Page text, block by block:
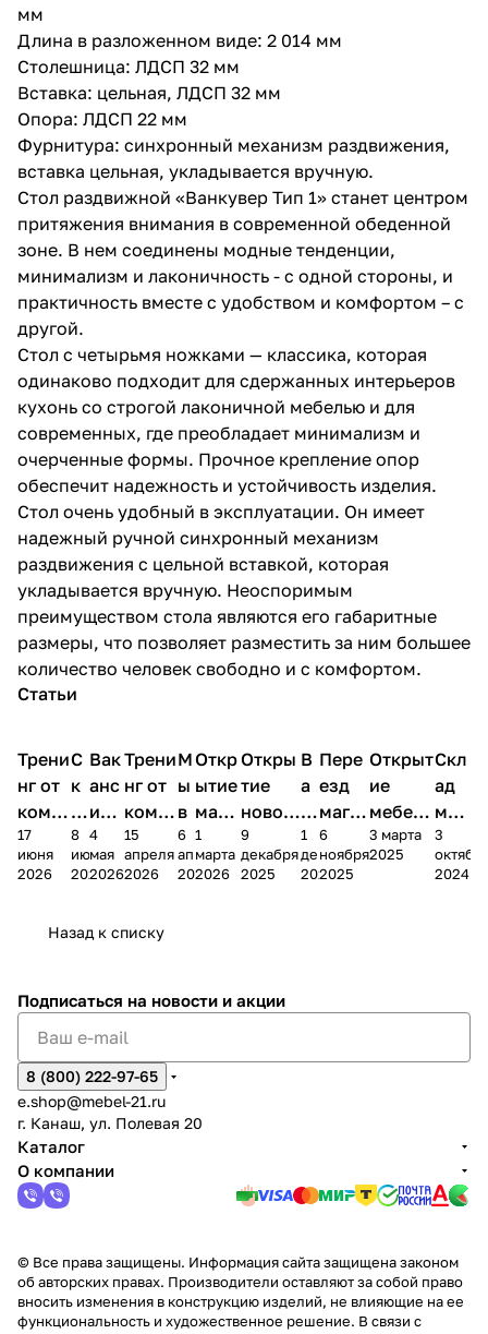
мм
Длина в разложенном виде: 2 014 мм
Столешница: ЛДСП 32 мм
Вставка: цельная, ЛДСП 32 мм
Опора: ЛДСП 22 мм
Фурнитура: синхронный механизм раздвижения,
вставка цельная, укладывается вручную.
Стол раздвижной «Ванкувер Тип 1» станет центром
притяжения внимания в современной обеденной
зоне. В нем соединены модные тенденции,
минимализм и лаконичность - с одной стороны, и
практичность вместе с удобством и комфортом – с
другой.
Стол с четырьмя ножками — классика, которая
одинаково подходит для сдержанных интерьеров
кухонь со строгой лаконичной мебелью и для
современных, где преобладает минимализм и
очерченные формы. Прочное крепление опор
обеспечит надежность и устойчивость изделия.
Стол очень удобный в эксплуатации. Он имеет
надежный ручной синхронный механизм
раздвижения с цельной вставкой, которая
укладывается вручную. Неоспоримым
преимуществом стола являются его габаритные
размеры, что позволяет разместить за ним большее
количество человек свободно и с комфортом.
Статьи
Трени
нг от
комп
ании
Мело
17
июня
2026
С
к
и
д
к
2
8
июня
2026
Вак
анс
ия в
Чеб
окс
4
мая
2026
Трени
нг от
комп
ании
Мело
15
апреля
2026
М
ы
в
М
А
6
апреля
2026
Откр
ытие
мага
зина
в
1
марта
2026
Откры
тие
новог
о
магаз
9
декабря
2025
В
а
к
а
н
1
декабря
2025
Пере
езд
магаз
ина в
г.
6
ноября
2025
Открыт
ие
мебель
ного
салона
3 марта
2025
Скл
ад
меб
ели
пер
3
2024
Назад к списку
Подписаться на новости и акции
8 (800) 222-97-65
e.shop@mebel-21.ru
г. Канаш, ул. Полевая 20
Каталог
О компании
© Все права защищены. Информация сайта защищена законом
об авторских правах. Производители оставляют за собой право
вносить изменения в конструкцию изделий, не влияющие на ее
функциональность и художественное решение. В связи с